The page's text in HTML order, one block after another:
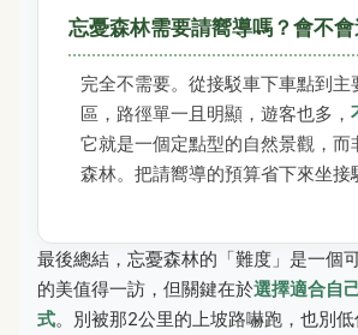
忘憂森林需要請嚮導嗎？會不會
完全不需要。從接駁車下車點到主
區，路徑單一且明顯，遊客也多，
它就是一個定點型的自然景觀，而
森林。把請嚮導的預算省下來坐接
最後總結，忘憂森林的「難度」是一個
的美值得一訪，但關鍵在於選擇適合自
式。別被那2公里的上坡路嚇跑，也別